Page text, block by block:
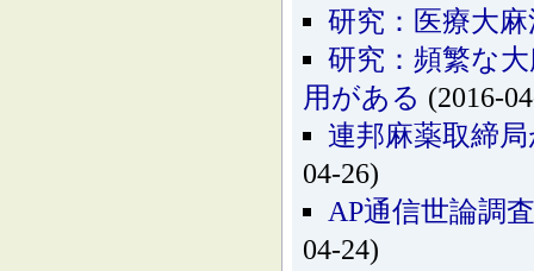
研究：医療大
研究：頻繁な
用がある (2016-
連邦麻薬取締
04-26)
AP通信世論調
04-24)